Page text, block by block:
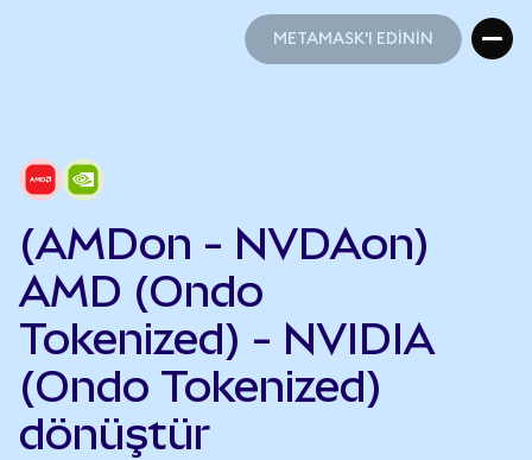
METAMASK'I EDİNİN
(AMDon - NVDAon)
AMD (Ondo
Tokenized) - NVIDIA
(Ondo Tokenized)
dönüştür